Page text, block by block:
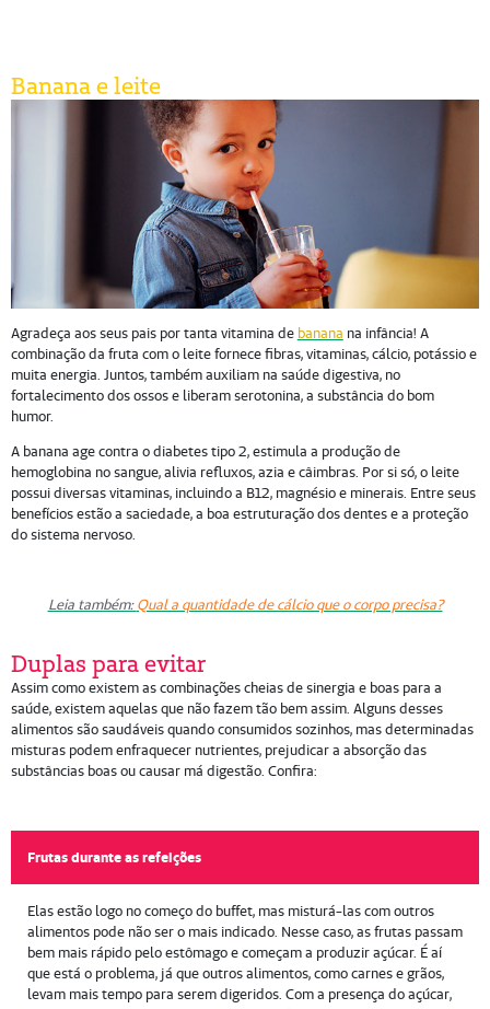
Banana e leite
Agradeça aos seus pais por tanta vitamina de banana na infância! A
combinação da fruta com o leite fornece fibras, vitaminas, cálcio, potássio e
muita energia. Juntos, também auxiliam na saúde digestiva, no
fortalecimento dos ossos e liberam serotonina, a substância do bom
humor.
A banana age contra o diabetes tipo 2, estimula a produção de
hemoglobina no sangue, alivia refluxos, azia e câimbras. Por si só, o leite
possui diversas vitaminas, incluindo a B12, magnésio e minerais. Entre seus
benefícios estão a saciedade, a boa estruturação dos dentes e a proteção
do sistema nervoso.
Leia também:Qual a quantidade de cálcio que o corpo precisa?
Duplas para evitar
Assim como existem as combinações cheias de sinergia e boas para a
saúde, existem aquelas que não fazem tão bem assim. Alguns desses
alimentos são saudáveis quando consumidos sozinhos, mas determinadas
misturas podem enfraquecer nutrientes, prejudicar a absorção das
substâncias boas ou causar má digestão. Confira:
Frutas durante as refeições
Elas estão logo no começo do buffet, mas misturá-las com outros
alimentos pode não ser o mais indicado. Nesse caso, as frutas passam
bem mais rápido pelo estômago e começam a produzir açúcar. É aí
que está o problema, já que outros alimentos, como carnes e grãos,
levam mais tempo para serem digeridos. Com a presença do açúcar,